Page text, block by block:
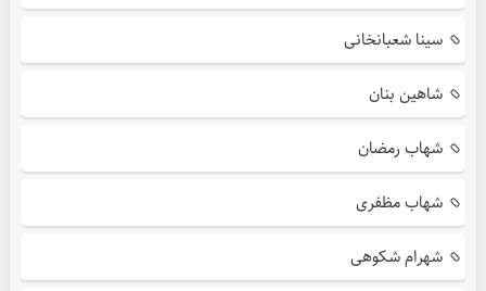
سینا شعبانخانی
شاهین بنان
شهاب رمضان
شهاب مظفری
شهرام شکوهی